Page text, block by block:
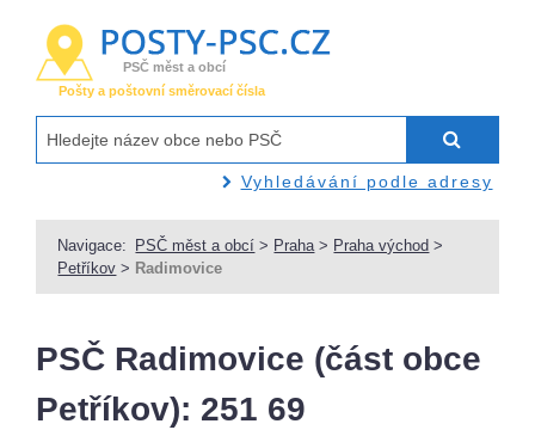
PSČ měst a obcí
Pošty a poštovní směrovací čísla
Vyhledávání podle adresy
Navigace: PSČ měst a obcí > Praha > Praha východ >
Petříkov > Radimovice
PSČ Radimovice (část obce
Petříkov): 251 69